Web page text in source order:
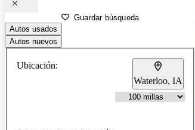
Guardar búsqueda
Autos usados
Autos nuevos
Ubicación:
Waterloo, IA